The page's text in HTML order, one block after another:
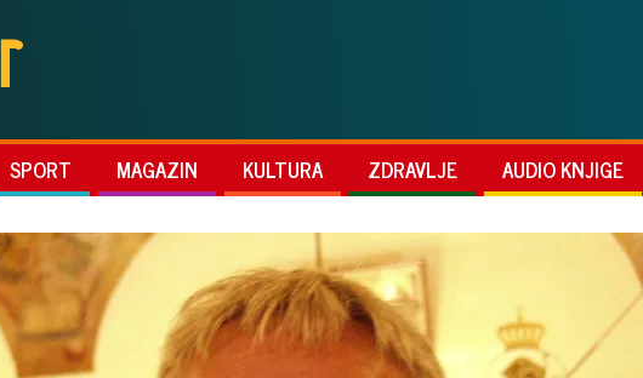
SPORT MAGAZIN KULTURA ZDRAVLJE AUDIO KNJIGE